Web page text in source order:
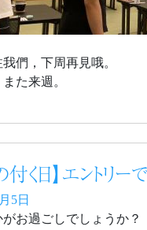
們，下周再見哦。
た来週。
付く日】エントリ
5日
お過ごしでしょうか？